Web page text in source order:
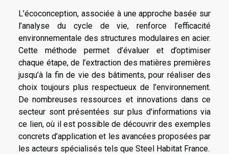
L’écoconception, associée à une approche basée sur
l’analyse du cycle de vie, renforce l’efficacité
environnementale des structures modulaires en acier.
Cette méthode permet d’évaluer et d’optimiser
chaque étape, de l’extraction des matières premières
jusqu’à la fin de vie des bâtiments, pour réaliser des
choix toujours plus respectueux de l’environnement.
De nombreuses ressources et innovations dans ce
secteur sont présentées sur plus d'informations via
ce lien, où il est possible de découvrir des exemples
concrets d’application et les avancées proposées par
les acteurs spécialisés tels que Steel Habitat France.